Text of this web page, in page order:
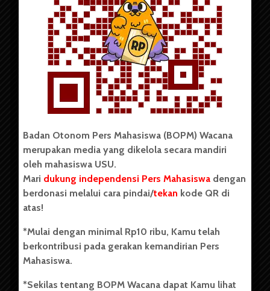
Copyright © 2023. All rights reserved BOPM WACANA.
Badan Otonom Pers Mahasiswa (BOPM) Wacana merupakan
pers mahasiswa yang berdiri di luar kampus dan dikelola
secara mandiri oleh mahasiswa Universitas Sumatera Utara
(USU). Sebelumnya BOPM Wacana merupakan salah satu
Unit Kegiatan Mahasiswa (UKM) di Universitas Sumatera
berdiri pada 1 Juli 1995.
Badan Otonom Pers Mahasiswa (BOPM) Wacana
merupakan media yang dikelola secara mandiri
oleh mahasiswa USU.
Mari dukung independensi Pers Mahasiswa dengan
berdonasi melalui cara pindai/tekan kode QR di
atas!
*Mulai dengan minimal Rp10 ribu, Kamu telah
berkontribusi pada gerakan kemandirian Pers
Mahasiswa.
*Sekilas tentang BOPM Wacana dapat Kamu lihat